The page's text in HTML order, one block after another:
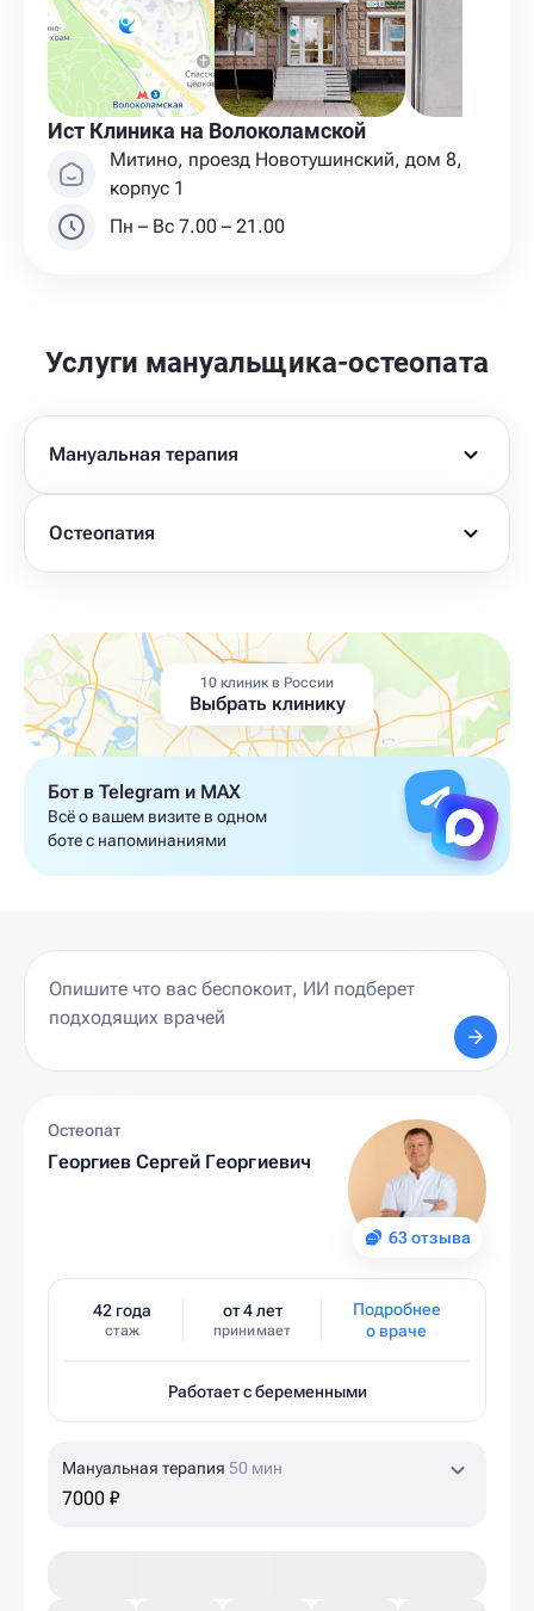
Ист Клиника на Волоколамской
Митино, проезд Новотушинский, дом 8,
корпус 1
Пн – Вс 7.00 – 21.00
Услуги мануальщика-остеопата
Мануальная терапия
Остеопатия
10 клиник в России
Выбрать клинику
Бот в Telegram и MAX
Всё о вашем визите в одном
боте с напоминаниями
63 отзыва
Остеопат
Георгиев Сергей Георгиевич
42 года
стаж
от 4 лет
принимает
Подробнее
о враче
Работает с беременными
Мануальная терапия 50 мин
7000 ₽